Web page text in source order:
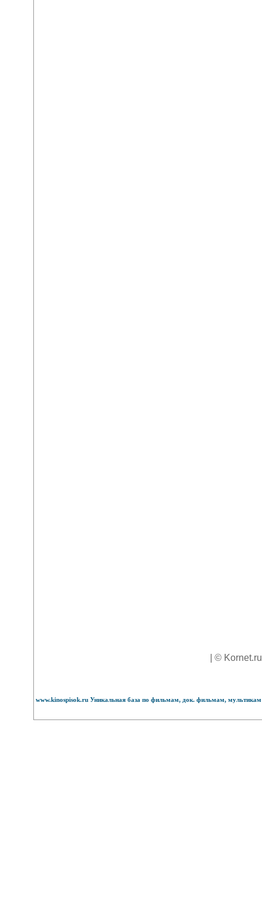
| ©
www.kinospisok.ru Уникальная база по фильмам, док. фильмам,